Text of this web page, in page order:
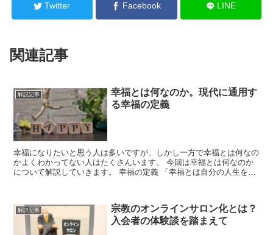
Twitter Facebook LINE
関連記事
解説記事
幸福とは何なのか。現代に通用す
る幸福の定義
幸福になりたいと思う人は多いですが、しかし一方で幸福とは何なの
かよくわかってない人はたくさんいます。 今回は幸福とは何なのか
について解説していきます。 幸福の定義 「幸福とは自分の人生を思
解説記事
宗教のオンラインサロン化とは？
入会者の体験談を踏まえて